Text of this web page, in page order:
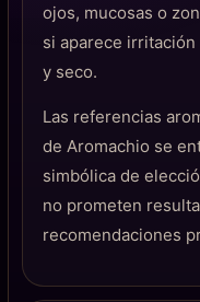
ojos, mucosas o
si aparece
y seco.
Las referencias
de Aromachio se
simbólica de
no prometen
recomendaciones